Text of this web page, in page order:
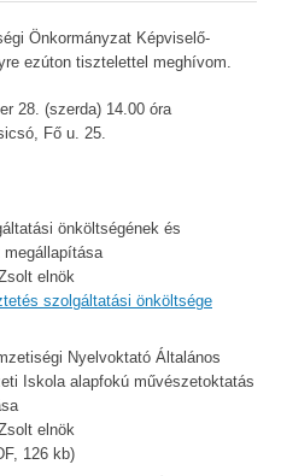
Önkormányzat Képviselő-
ezúton tisztelettel meghívom.
28. (szerda) 14.00 óra
Fő u. 25.
önköltségének és
elnök
szolgáltatási önköltsége
Nyelvoktató Általános
Iskola alapfokú művészetoktatás
elnök
126 kb)